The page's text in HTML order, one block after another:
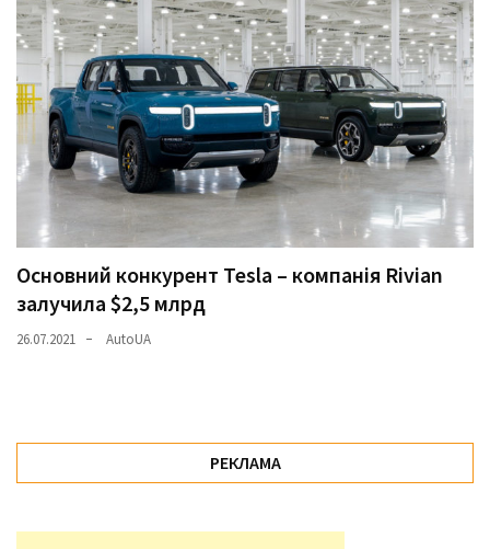
Основний конкурент Tesla – компанія Rivian
залучила $2,5 млрд
26.07.2021 AutoUA
РЕКЛАМА